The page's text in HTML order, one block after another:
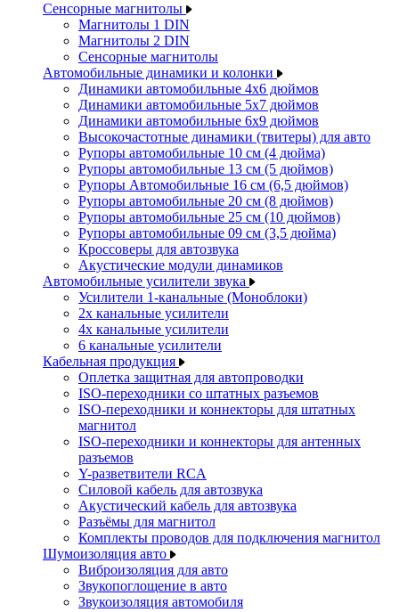
Сенсорные магнитолы
Магнитолы 1 DIN
Магнитолы 2 DIN
Сенсорные магнитолы
Автомобильные динамики и колонки
Динамики автомобильные 4x6 дюймов
Динамики автомобильные 5x7 дюймов
Динамики автомобильные 6x9 дюймов
Высокочастотные динамики (твитеры) для авто
Рупоры автомобильные 10 см (4 дюйма)
Рупоры автомобильные 13 см (5 дюймов)
Рупоры Автомобильные 16 см (6,5 дюймов)
Рупоры автомобильные 20 см (8 дюймов)
Рупоры автомобильные 25 см (10 дюймов)
Рупоры автомобильные 09 см (3,5 дюйма)
Кроссоверы для автозвука
Акустические модули динамиков
Автомобильные усилители звука
Усилители 1-канальные (Моноблоки)
2х канальные усилители
4х канальные усилители
6 канальные усилители
Кабельная продукция
Оплетка защитная для автопроводки
ISO-переходники со штатных разъемов
ISO-переходники и коннекторы для штатных
магнитол
ISO-переходники и коннекторы для антенных
разъемов
Y-разветвители RCA
Силовой кабель для автозвука
Акустический кабель для автозвука
Разъёмы для магнитол
Комплекты проводов для подключения магнитол
Шумоизоляция авто
Виброизоляция для авто
Звукопоглощение в авто
Звукоизоляция автомобиля